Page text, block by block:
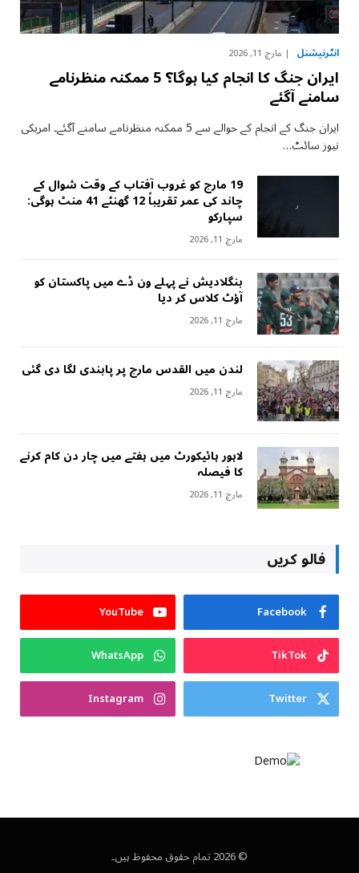
انٹرنیشنل مارچ 11, 2026
ایران جنگ کا انجام کیا ہوگا؟ 5 ممکنہ منظرنامے
سامنے آگئے
ایران جنگ کے انجام کے حوالے سے 5 ممکنہ منظرنامے سامنے آگئے۔ امریکی
نیوز سائٹ…
19 مارچ کو غروب آفتاب کے وقت شوال کے
چاند کی عمر تقریباً 12 گھنٹے 41 منٹ ہوگی:
سپارکو
مارچ 11, 2026
بنگلادیش نے پہلے ون ڈے میں پاکستان کو
آؤٹ کلاس کر دیا
مارچ 11, 2026
لندن میں القدس مارچ پر پابندی لگا دی گئی
مارچ 11, 2026
لاہور ہائیکورٹ میں ہفتے میں چار دن کام کرنے
کا فیصلہ
مارچ 11, 2026
فالو کریں
Facebook
YouTube
TikTok
WhatsApp
Twitter
Instagram
© 2026 تمام حقوق محفوظ ہیں۔